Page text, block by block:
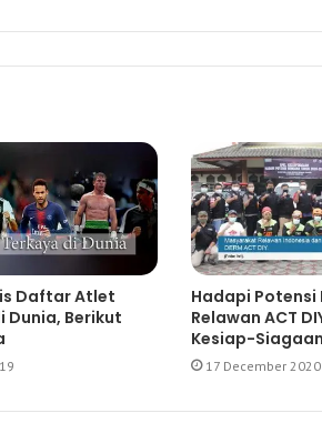
Daftar Atlet
Dunia, Berikut
Hadapi Potensi
Relawan ACT
Kesiap-Siagaan
17 December 2020